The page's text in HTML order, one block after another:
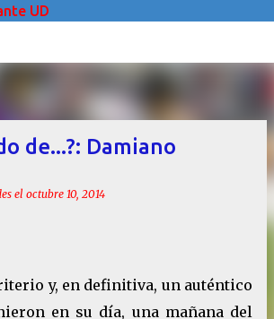
al contenido principal
UD
de...?: Damiano
el octubre 10, 2014
y, en definitiva, un auténtico
en su día, una mañana del